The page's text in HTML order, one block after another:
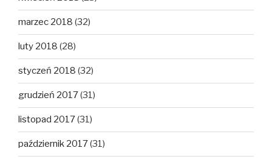
marzec 2018 (32)
luty 2018 (28)
styczeń 2018 (32)
grudzień 2017(31)
listopad 2017(31)
październik 2017(31)